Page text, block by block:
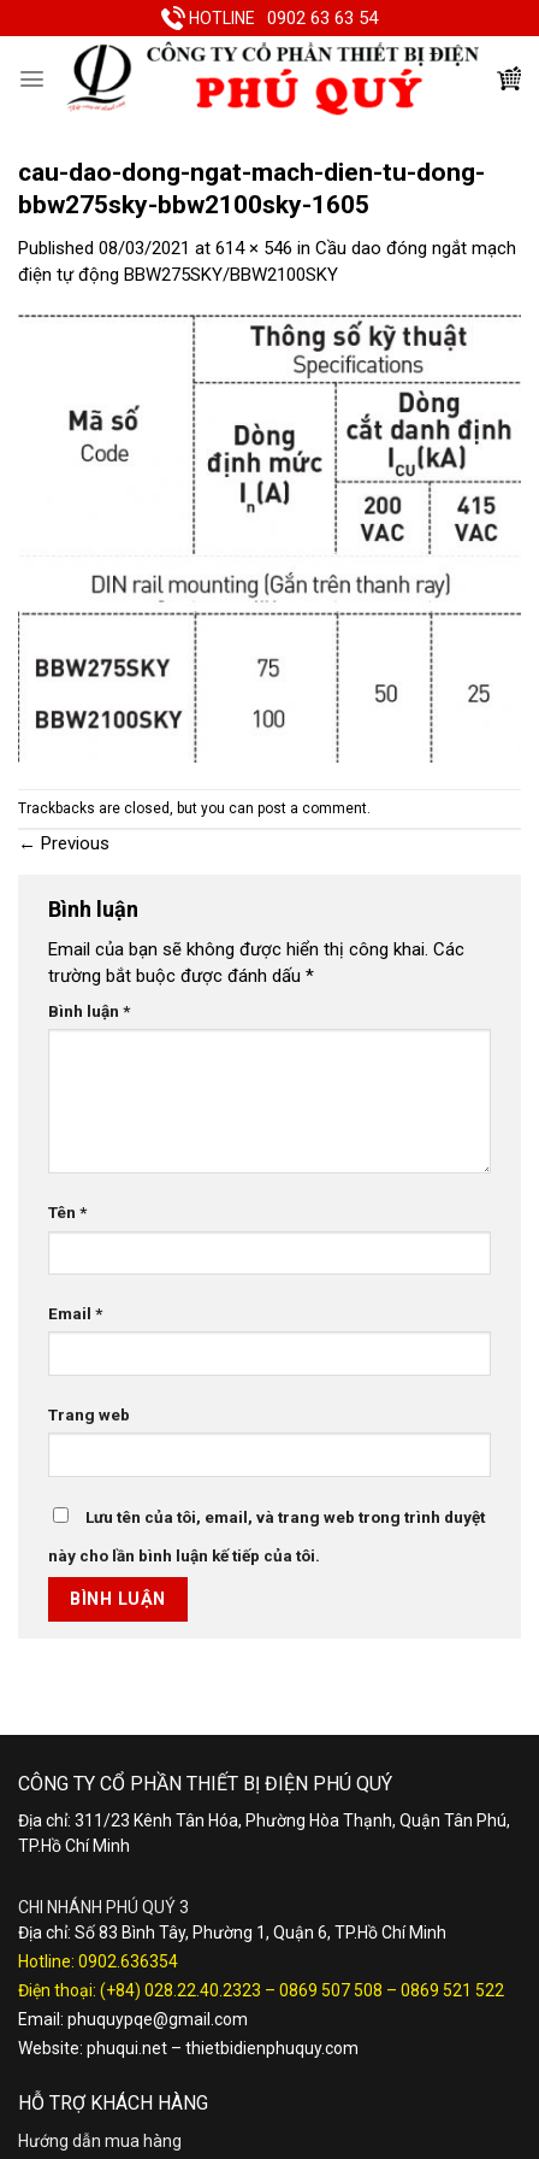
to
HOTLINE 0902 63 63 54
cau-dao-dong-ngat-mach-dien-tu-dong-
bbw275sky-bbw2100sky-1605
Published 08/03/2021 at 614 × 546 in Cầu dao đóng ngắt mạch
điện tự động BBW275SKY/BBW2100SKY
Trackbacks are closed, but you can post a comment.
← Previous
Bình luận
Email của bạn sẽ không được hiển thị công khai. Các
trường bắt buộc được đánh dấu *
Bình luận *
Tên *
Email *
Trang web
Lưu tên của tôi, email, và trang web trong trình duyệt
này cho lần bình luận kế tiếp của tôi.
CÔNG TY CỔ PHẦN THIẾT BỊ ĐIỆN PHÚ QUÝ
Địa chỉ: 311/23 Kênh Tân Hóa, Phường Hòa Thạnh, Quận Tân Phú,
TP.Hồ Chí Minh
CHI NHÁNH PHÚ QUÝ 3
Địa chỉ: Số 83 Bình Tây, Phường 1, Quận 6, TP.Hồ Chí Minh
Hotline: 0902.636354
Điện thoại: (+84) 028.22.40.2323 – 0869 507 508 – 0869 521 522
Email: phuquypqe@gmail.com
Website: phuqui.net – thietbidienphuquy.com
HỖ TRỢ KHÁCH HÀNG
Hướng dẫn mua hàng